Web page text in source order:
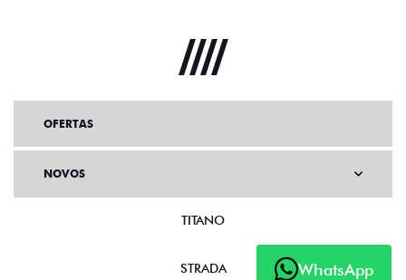
WhatsApp
OFERTAS
NOVOS
TITANO
STRADA